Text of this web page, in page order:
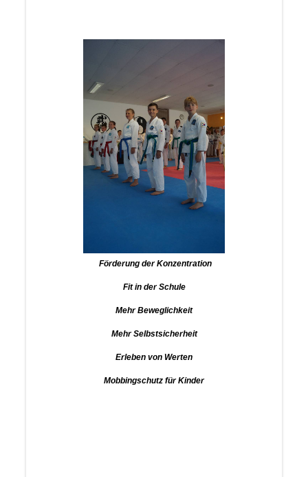
Förderung der Konzentration
Fit in der Schule
Mehr Beweglichkeit
Mehr Selbstsicherheit
Erleben von Werten
Mobbingschutz für Kinder